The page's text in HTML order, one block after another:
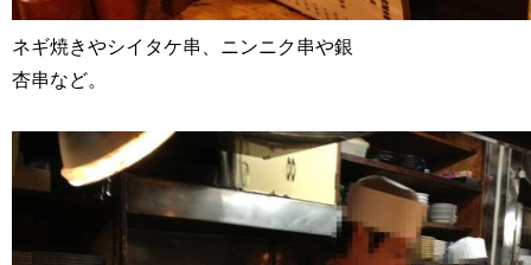
ネギ焼きやシイタケ串、ニンニク串や銀
杏串など。